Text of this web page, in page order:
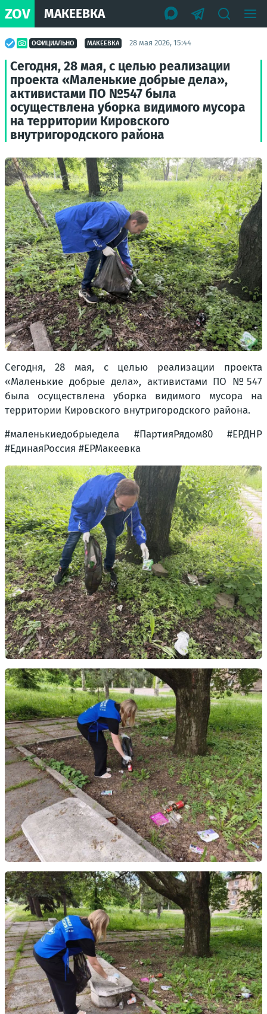
ZOV МАКЕЕВКА
ОФИЦИАЛЬНО МАКЕЕВКА 28 мая 2026, 15:44
Сегодня, 28 мая, с целью реализации
проекта «Маленькие добрые дела»,
активистами ПО №547 была
осуществлена уборка видимого мусора
на территории Кировского
внутригородского района
Сегодня, 28 мая, с целью реализации проекта
«Маленькие добрые дела», активистами ПО №547
была осуществлена уборка видимого мусора на
территории Кировского внутригородского района.
#маленькиедобрыедела #ПартияРядом80 #ЕРДНР
#ЕдинаяРоссия #ЕРМакеевка